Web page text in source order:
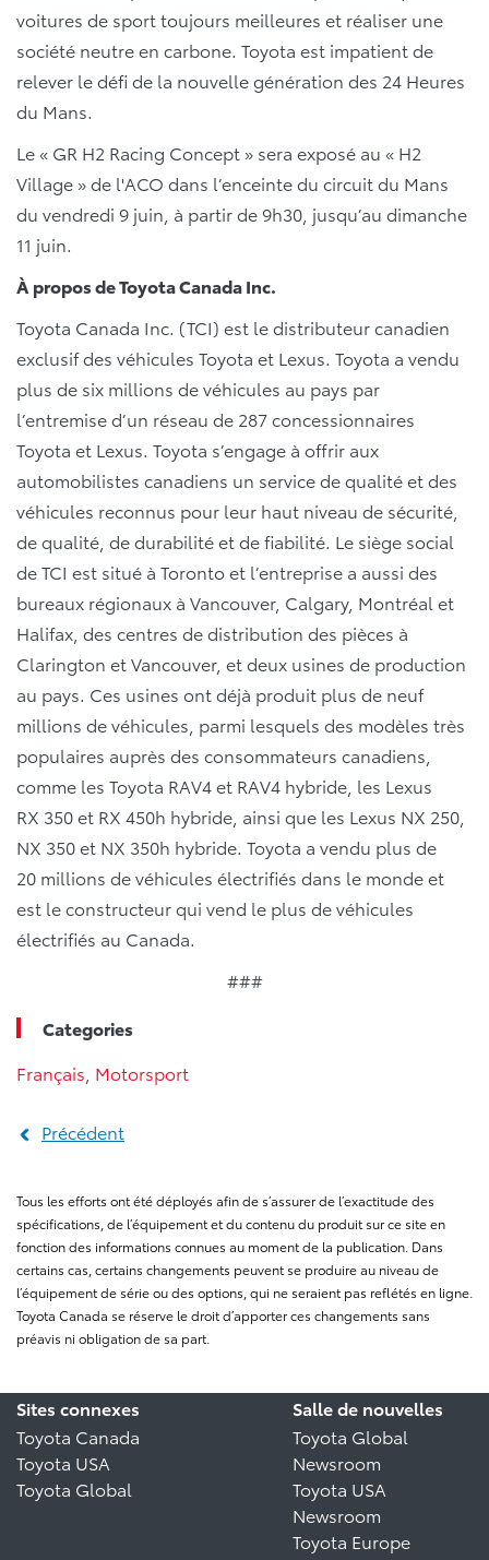
voitures de sport toujours meilleures et réaliser une
société neutre en carbone. Toyota est impatient de
relever le défi de la nouvelle génération des 24 Heures
du Mans.
Le « GR H2 Racing Concept » sera exposé au « H2
Village » de l'ACO dans l’enceinte du circuit du Mans
du vendredi 9 juin, à partir de 9h30, jusqu’au dimanche
11 juin.
À propos de Toyota Canada Inc.
Toyota Canada Inc. (TCI) est le distributeur canadien
exclusif des véhicules Toyota et Lexus. Toyota a vendu
plus de six millions de véhicules au pays par
l’entremise d’un réseau de 287 concessionnaires
Toyota et Lexus. Toyota s’engage à offrir aux
automobilistes canadiens un service de qualité et des
véhicules reconnus pour leur haut niveau de sécurité,
de qualité, de durabilité et de fiabilité. Le siège social
de TCI est situé à Toronto et l’entreprise a aussi des
bureaux régionaux à Vancouver, Calgary, Montréal et
Halifax, des centres de distribution des pièces à
Clarington et Vancouver, et deux usines de production
au pays. Ces usines ont déjà produit plus de neuf
millions de véhicules, parmi lesquels des modèles très
populaires auprès des consommateurs canadiens,
comme les Toyota RAV4 et RAV4 hybride, les Lexus
RX 350 et RX 450h hybride, ainsi que les Lexus NX 250,
NX 350 et NX 350h hybride. Toyota a vendu plus de
20 millions de véhicules électrifiés dans le monde et
est le constructeur qui vend le plus de véhicules
électrifiés au Canada.
###
Categories
Français Motorsport
Précédent
Tous les efforts ont été déployés afin de s’assurer de l’exactitude des
spécifications, de l’équipement et du contenu du produit sur ce site en
fonction des informations connues au moment de la publication. Dans
certains cas, certains changements peuvent se produire au niveau de
l’équipement de série ou des options, qui ne seraient pas reflétés en ligne.
Toyota Canada se réserve le droit d’apporter ces changements sans
préavis ni obligation de sa part.
Sites connexes
Toyota Canada
Toyota USA
Toyota Global
Salle de nouvelles
Toyota Global
Newsroom
Toyota USA
Newsroom
Toyota Europe